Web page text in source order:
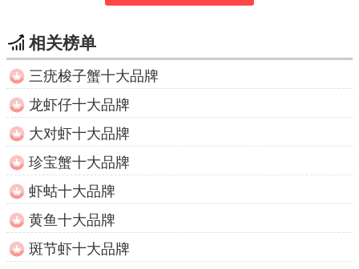
相关榜单
三疣梭子蟹十大品牌
龙虾仔十大品牌
大对虾十大品牌
珍宝蟹十大品牌
虾蛄十大品牌
黄鱼十大品牌
斑节虾十大品牌